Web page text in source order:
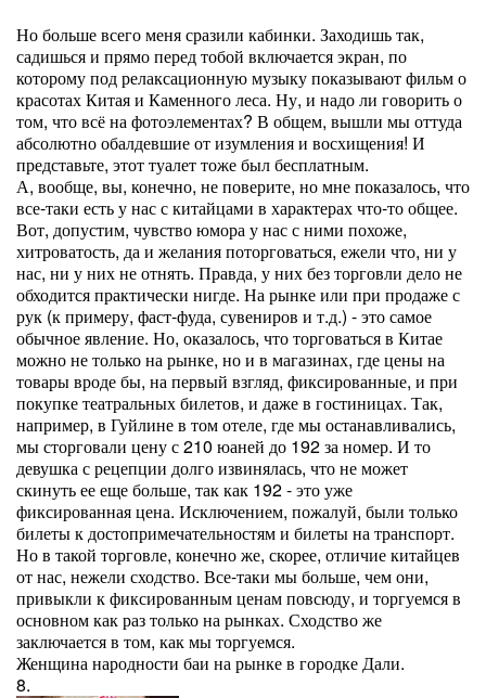
Но больше всего меня сразили кабинки. Заходишь так,
садишься и прямо перед тобой включается экран, по
которому под релаксационную музыку показывают фильм о
красотах Китая и Каменного леса. Ну, и надо ли говорить о
том, что всё на фотоэлементах? В общем, вышли мы оттуда
абсолютно обалдевшие от изумления и восхищения! И
представьте, этот туалет тоже был бесплатным.
А, вообще, вы, конечно, не поверите, но мне показалось, что
все-таки есть у нас с китайцами в характерах что-то общее.
Вот, допустим, чувство юмора у нас с ними похоже,
хитроватость, да и желания поторговаться, ежели что, ни у
нас, ни у них не отнять. Правда, у них без торговли дело не
обходится практически нигде. На рынке или при продаже с
рук (к примеру, фаст-фуда, сувениров и т.д.) - это самое
обычное явление. Но, оказалось, что торговаться в Китае
можно не только на рынке, но и в магазинах, где цены на
товары вроде бы, на первый взгляд, фиксированные, и при
покупке театральных билетов, и даже в гостиницах. Так,
например, в Гуйлине в том отеле, где мы останавливались,
мы сторговали цену с 210 юаней до 192 за номер. И то
девушка с рецепции долго извинялась, что не может
скинуть ее еще больше, так как 192 - это уже
фиксированная цена. Исключением, пожалуй, были только
билеты к достопримечательностям и билеты на транспорт.
Но в такой торговле, конечно же, скорее, отличие китайцев
от нас, нежели сходство. Все-таки мы больше, чем они,
привыкли к фиксированным ценам повсюду, и торгуемся в
основном как раз только на рынках. Сходство же
заключается в том, как мы торгуемся.
Женщина народности баи на рынке в городке Дали.
8.